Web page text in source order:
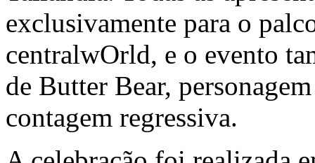
exclusivamente para o
centralwOrld, e o evento
de Butter Bear,
contagem regressiva.